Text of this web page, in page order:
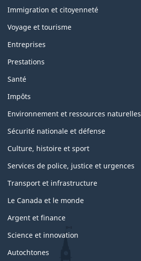
sujets
Immigration et citoyenneté
Voyage et tourisme
Entreprises
Prestations
Santé
Impôts
Environnement et ressources naturelles
Sécurité nationale et défense
Culture, histoire et sport
Services de police, justice et urgences
Transport et infrastructure
Le Canada et le monde
Argent et finance
Science et innovation
Autochtones